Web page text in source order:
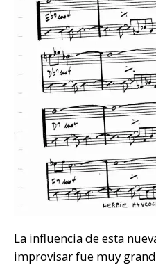
La influencia de esta
improvisar fue muy